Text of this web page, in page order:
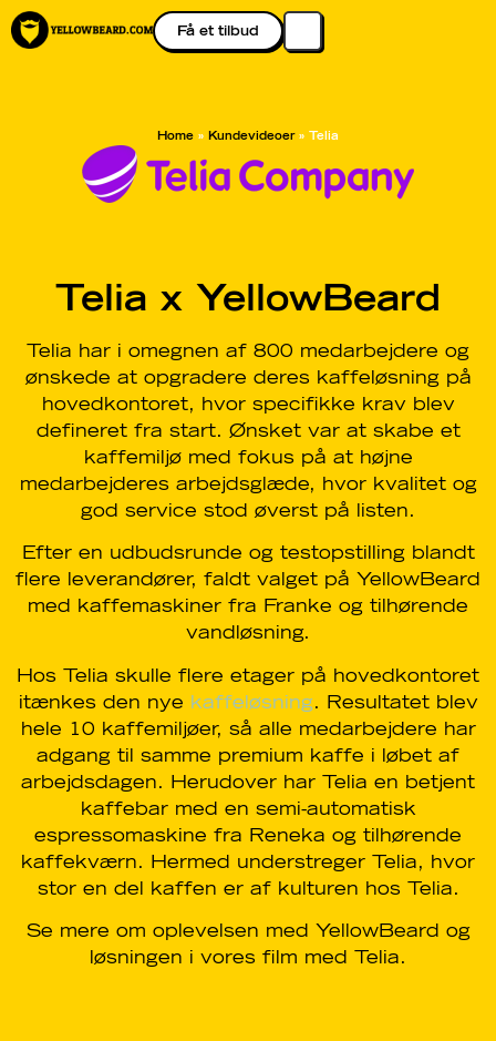
Få et tilbud
Home » Kundevideoer» Telia
Telia x YellowBeard
Telia har i omegnen af 800 medarbejdere og
ønskede at opgradere deres kaffeløsning på
hovedkontoret, hvor specifikke krav blev
defineret fra start. Ønsket var at skabe et
kaffemiljø med fokus på at højne
medarbejderes arbejdsglæde, hvor kvalitet og
god service stod øverst på listen.
Efter en udbudsrunde og testopstilling blandt
flere leverandører, faldt valget på YellowBeard
med kaffemaskiner fra Franke og tilhørende
vandløsning.
Hos Telia skulle flere etager på hovedkontoret
itænkes den nye kaffeløsning. Resultatet blev
hele 10 kaffemiljøer, så alle medarbejdere har
adgang til samme premium kaffe i løbet af
arbejdsdagen. Herudover har Telia en betjent
kaffebar med en semi-automatisk
espressomaskine fra Reneka og tilhørende
kaffekværn. Hermed understreger Telia, hvor
stor en del kaffen er af kulturen hos Telia.
Se mere om oplevelsen med YellowBeard og
løsningen i vores film med Telia.